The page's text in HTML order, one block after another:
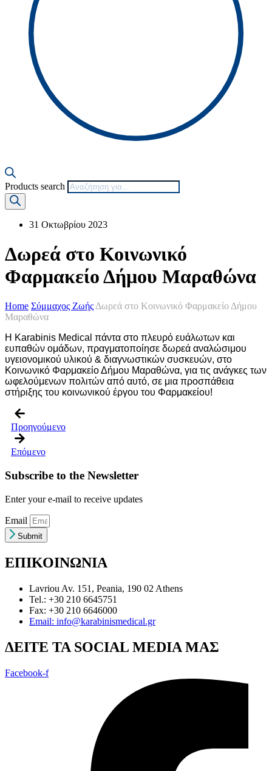
Products search
31 Οκτωβρίου 2023
Δωρεά στο Κοινωνικό
Φαρμακείο Δήμου Μαραθώνα
Home Σύμμαχος ΖωήςΔωρεά στο Κοινωνικό Φαρμακείο Δήμου
Μαραθώνα
Η Karabinis Medical πάντα στο πλευρό ευάλωτων και
ευπαθών ομάδων, πραγματοποίησε δωρεά αναλώσιμου
υγειονομικού υλικού & διαγνωστικών συσκευών, στο
Κοινωνικό Φαρμακείο Δήμου Μαραθώνα, για τις ανάγκες των
ωφελούμενων πολιτών από αυτό, σε μια προσπάθεια
στήριξης του κοινωνικού έργου του Φαρμακείου!
Προηγούμενο
Επόμενο
Subscribe to the Newsletter
Enter your e-mail to receive updates
Email
Submit
ΕΠΙΚΟΙΝΩΝΙΑ
Lavriou Av. 151, Peania, 190 02 Athens
Tel.: +30 210 6645751
Fax: +30 210 6646000
Email: info@karabinismedical.gr
ΔEITE TA SOCIAL MEDIA ΜΑΣ
Facebook-f